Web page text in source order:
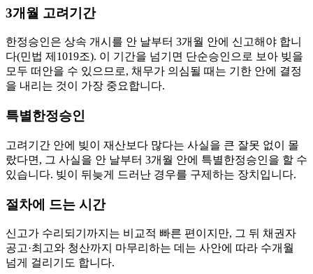
3개월 고려기간
한정승인은 상속 개시를 안 날부터 3개월 안에 신고해야 합니
다(민법 제1019조). 이 기간을 넘기면 단순승인으로 보아 빚을
모두 떠안을 수 있으므로, 채무가 의심될 때는 기한 안에 결정
을 내리는 것이 가장 중요합니다.
특별한정승인
고려기간 안에 빚이 재산보다 많다는 사실을 큰 잘못 없이 몰
랐다면, 그 사실을 안 날부터 3개월 안에 특별한정승인을 할 수
있습니다. 빚이 뒤늦게 드러난 경우를 구제하는 장치입니다.
절차에 드는 시간
신고가 수리되기까지는 비교적 빠른 편이지만, 그 뒤 채권자
공고·최고와 청산까지 마무리하는 데는 사안에 따라 수개월
넘게 걸리기도 합니다.